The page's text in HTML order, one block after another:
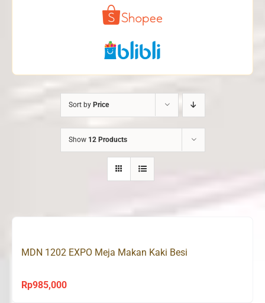
Sort by Price
Show 12 Products
MDN 1202 EXPO Meja Makan Kaki Besi
Rp985,000